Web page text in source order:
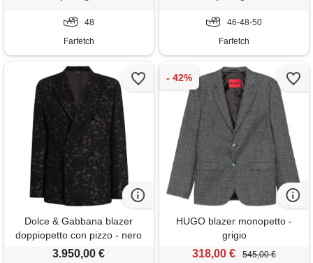
48
Farfetch
46-48-50
Farfetch
Dolce & Gabbana blazer
doppiopetto con pizzo - nero
3.950,00 €
HUGO blazer monopetto -
grigio
318,00 € 545,00 €